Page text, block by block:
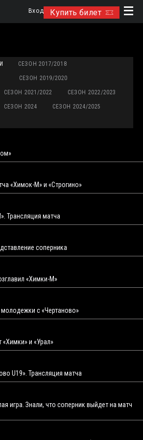
Купить билет
Вход
СЕЗОН 2017/2018
СЕЗОН 2019/2020
СЕЗОН 2021/2022 СЕЗОН 2022/2023
СЕЗОН 2024 СЕЗОН 2024/2025
«Химок-М» и «Строгино»
Трансляция матча
соперника
«Химки-М»
молодежки с «Чертаново»
«Химки» и «Урал»
U19». Трансляция матча
игра. Знали, что соперник выйдет на матч